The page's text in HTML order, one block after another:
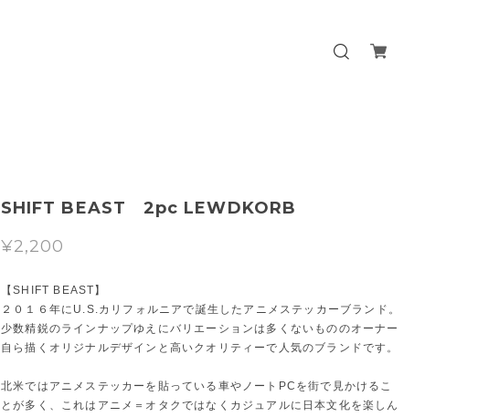
SHIFT BEAST 2pc LEWDKORB
¥2,200
【SHIFT BEAST】
２０１６年にU.S.カリフォルニアで誕生したアニメステッカーブランド。
少数精鋭のラインナップゆえにバリエーションは多くないもののオーナー
自ら描くオリジナルデザインと高いクオリティーで人気のブランドです。
北米ではアニメステッカーを貼っている車やノートPCを街で見かけるこ
とが多く、これはアニメ＝オタクではなくカジュアルに日本文化を楽しん